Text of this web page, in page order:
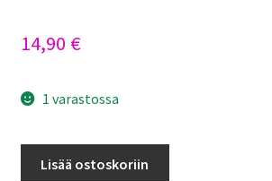
14,90 €
1 varastossa
Lisää ostoskoriin